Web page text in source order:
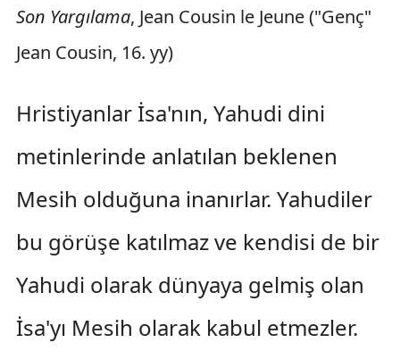
Son Yargılama, Jean Cousin le Jeune ("Genç"
Jean Cousin, 16. yy)
Hristiyanlar İsa'nın, Yahudi dini
metinlerinde anlatılan beklenen
Mesih olduğuna inanırlar. Yahudiler
bu görüşe katılmaz ve kendisi de bir
Yahudi olarak dünyaya gelmiş olan
İsa'yı Mesih olarak kabul etmezler.